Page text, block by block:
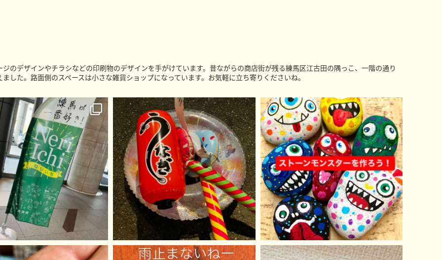
のデザインやチラシなどの印刷物のデザインを手がけています。昔ながらの商店街が残る練馬区江古田の隅っこ、一階の通り
した。路面側のスペースは小さな雑貨ショップになっています。お気軽に立ち寄りくださいね。